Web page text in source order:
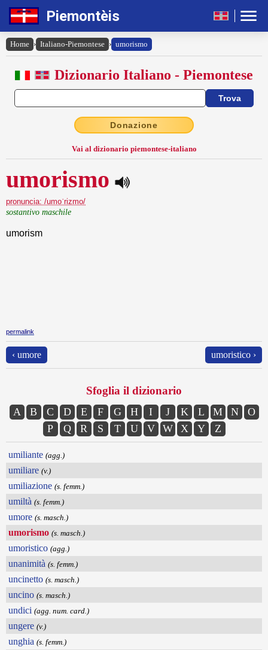
Piemontèis
Home › Italiano-Piemontese › umorismo
Dizionario Italiano - Piemontese
Donazione
Vai al dizionario piemontese-italiano
umorismo
pronuncia: /umoˈrizmo/
sostantivo maschile
umorism
permalink
‹ umore umoristico ›
Sfoglia il dizionario
A B C D E F G H I J K L M N
O
P
Q R S T U V W X Y Z
umiliante (agg.)
umiliare (v.)
umiliazione (s. femm.)
umiltà (s. femm.)
umore (s. masch.)
umorismo (s. masch.)
umoristico (agg.)
unanimità (s. femm.)
uncinetto (s. masch.)
uncino (s. masch.)
undici (agg. num. card.)
ungere (v.)
unghia (s. femm.)